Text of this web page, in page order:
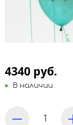
4340 руб.
В наличии